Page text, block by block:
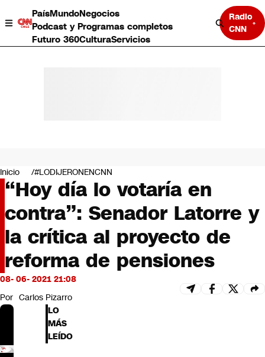
PaísMundoNegocios
Podcast y Programas completos
Futuro 360CulturaServicios
Radio
CNN
Negocios
Deportes
Programas completos
Cultura
Servicios
Bits
CNN tiempo
Futuro 360
Inicio #LODIJERONENCNN
“Hoy día lo votaría en
contra”: Senador Latorre y
la crítica al proyecto de
reforma de pensiones
08- 06- 2021 21:08
Por Carlos Pizarro
LO
MÁS
LEÍDO